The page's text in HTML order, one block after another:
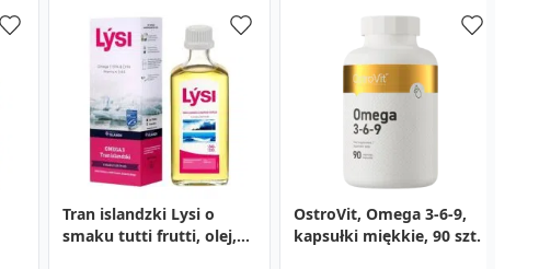
Tran islandzki Lysi o
smaku tutti frutti, olej,
OstroVit, Omega 3-6-9,
kapsułki miękkie, 90 szt.